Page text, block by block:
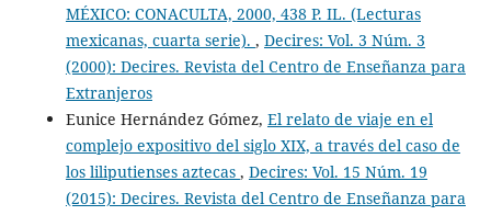
MÉXICO: CONACULTA, 2000, 438 P. IL. (Lecturas
mexicanas, cuarta serie). , Decires: Vol. 3 Núm. 3
(2000): Decires. Revista del Centro de Enseñanza para
Extranjeros
Eunice Hernández Gómez, El relato de viaje en el
complejo expositivo del siglo XIX, a través del caso de
los liliputienses aztecas , Decires: Vol. 15 Núm. 19
(2015): Decires. Revista del Centro de Enseñanza para